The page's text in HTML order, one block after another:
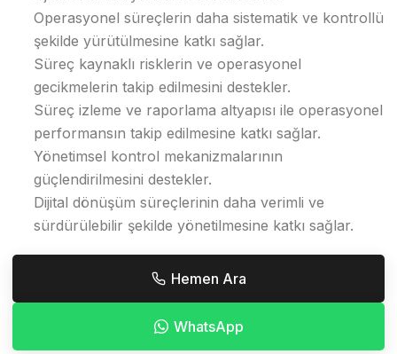
Operasyonel süreçlerin daha sistematik ve kontrollü
şekilde yürütülmesine katkı sağlar.
Süreç kaynaklı risklerin ve operasyonel
gecikmelerin takip edilmesini destekler.
Süreç izleme ve raporlama altyapısı ile operasyonel
performansın takip edilmesine katkı sağlar.
Yönetimsel kontrol mekanizmalarının
güçlendirilmesini destekler.
Dijital dönüşüm süreçlerinin daha verimli ve
sürdürülebilir şekilde yönetilmesine katkı sağlar.
Hemen Ara
WhatsApp